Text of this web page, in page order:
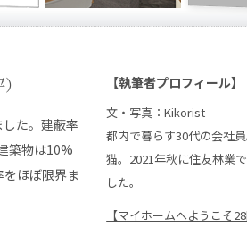
【執筆者プロフィール】
文・写真：Kikorist
都内で暮らす30代の会社
猫。2021年秋に住友林業
した。
【マイホームへようこそ28
た。建蔽率
築物は10%
ほぼ限界ま